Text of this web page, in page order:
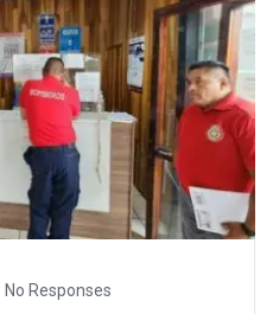
No Responses